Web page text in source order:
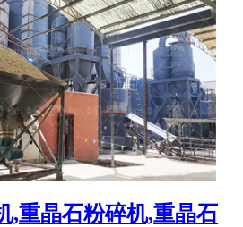
,重晶石粉碎机,重晶石